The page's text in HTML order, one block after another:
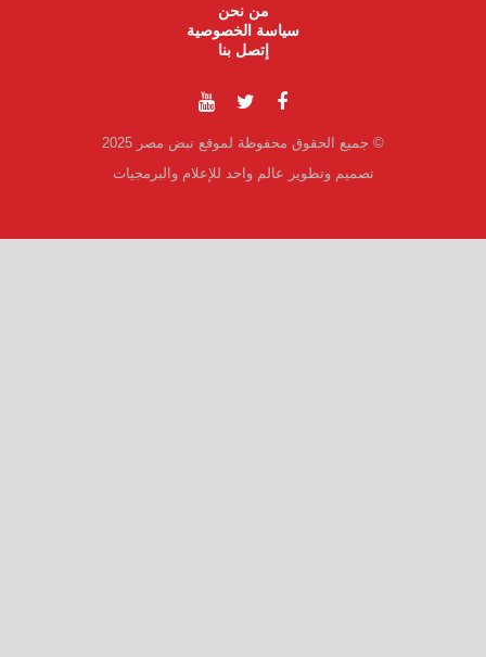
من نحن
سياسة الخصوصية
إتصل بنا
© جميع الحقوق محفوظة لموقع نبض مصر 2025
تصميم وتطوير عالم واحد للإعلام والبرمجيات